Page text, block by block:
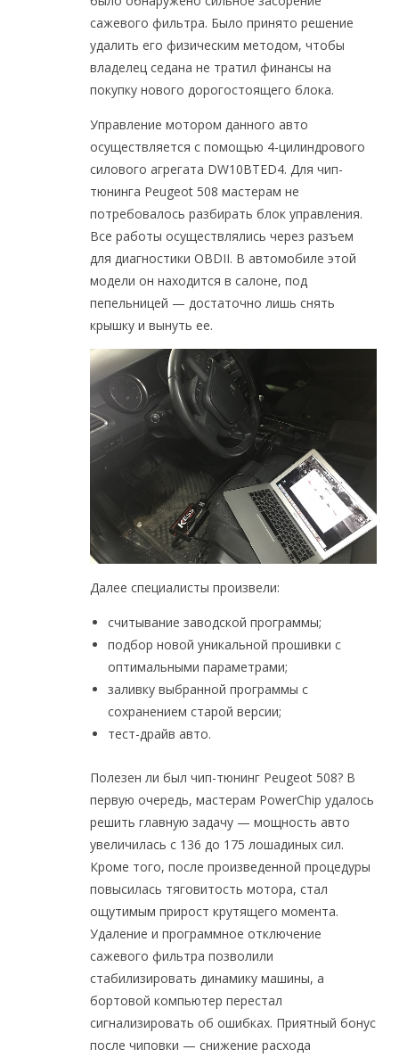
сажевого фильтра. Было принято решение
удалить его физическим методом, чтобы
владелец седана не тратил финансы на
покупку нового дорогостоящего блока.
Управление мотором данного авто
осуществляется с помощью 4-цилиндрового
силового агрегата DW10BTED4. Для чип-
тюнинга Peugeot 508 мастерам не
потребовалось разбирать блок управления.
Все работы осуществлялись через разъем
для диагностики OBDII. В автомобиле этой
модели он находится в салоне, под
пепельницей — достаточно лишь снять
крышку и вынуть ее.
Далее специалисты произвели:
считывание заводской программы;
подбор новой уникальной прошивки с
оптимальными параметрами;
заливку выбранной программы с
сохранением старой версии;
тест-драйв авто.
Полезен ли был чип-тюнинг Peugeot 508? В
первую очередь, мастерам PowerChip удалось
решить главную задачу — мощность авто
увеличилась с 136 до 175 лошадиных сил.
Кроме того, после произведенной процедуры
повысилась тяговитость мотора, стал
ощутимым прирост крутящего момента.
Удаление и программное отключение
сажевого фильтра позволили
стабилизировать динамику машины, а
бортовой компьютер перестал
сигнализировать об ошибках. Приятный бонус
после чиповки — снижение расхода